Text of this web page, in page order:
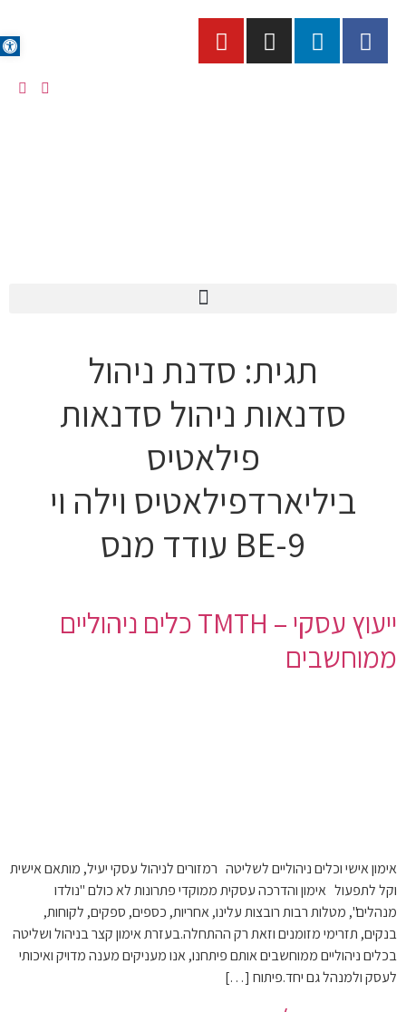
תגית: סדנת ניהול
סדנאות ניהול סדנאות
פילאטיס
ביליארדפילאטיס וילה וי
BE-9 עודד מנס
ייעוץ עסקי – TMTH כלים ניהוליים
ממוחשבים
אימון אישי וכלים ניהוליים לשליטה רמזורים לניהול עסקי יעיל, מותאם אישית
וקל לתפעול אימון והדרכה עסקית ממוקדי פתרונות לא כולם "נולדו
מנהלים", מטלות רבות רובצות עלינו, אחריות, כספים, ספקים, לקוחות,
בנקים, תזרימי מזומנים וזאת רק ההתחלה.בעזרת אימון קצר בניהול ושליטה
בכלים ניהוליים ממוחשבים אותם פיתחנו, אנו מעניקים מענה מדויק ואיכותי
לעסק ולמנהל גם יחד.פיתוח […]
פתח